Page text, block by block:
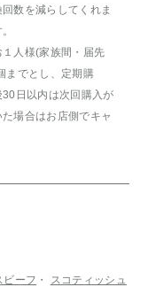
数を減らしてくれま
人様(家族間・届先
までとし、定期購
日以内は次回購入が
場合はお店側でキャ
ビーフ ・ スコティッシュ